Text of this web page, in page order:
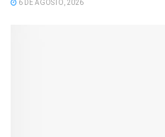
6 DE AGOSTO, 2026